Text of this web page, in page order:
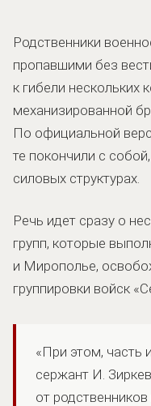
Родственники
пропавшими без
к гибели нескольких
механизированной
По официальной
те покончили с
силовых структурах.
Речь идет сразу о
групп, которые
и Мирополье,
группировки войск
«При этом, часть
сержант И.
от